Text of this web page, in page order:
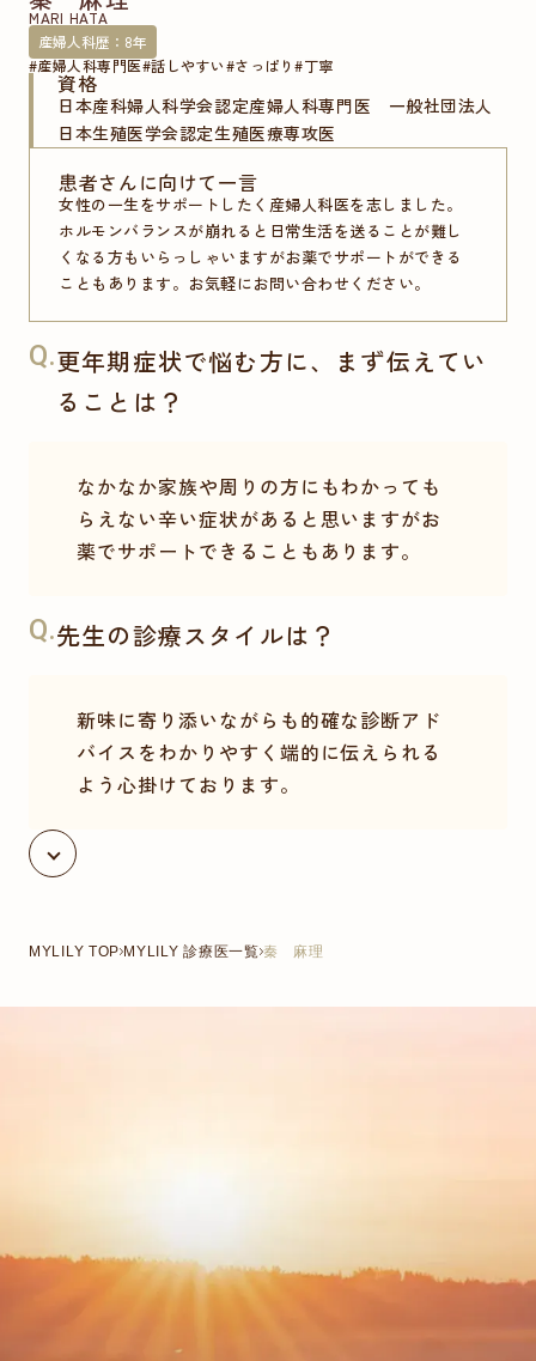
MARI HATA
産婦人科歴：8年
#産婦人科専門医#話しやすい#さっぱり#丁寧
資格
日本産科婦人科学会認定産婦人科専門医 一般社団法人
日本生殖医学会認定生殖医療専攻医
患者さんに向けて一言
女性の一生をサポートしたく産婦人科医を志しました。
ホルモンバランスが崩れると日常生活を送ることが難し
くなる方もいらっしゃいますがお薬でサポートができる
こともあります。お気軽にお問い合わせください。
Q.更年期症状で悩む方に、まず伝えてい
ることは？
なかなか家族や周りの方にもわかっても
らえない辛い症状があると思いますがお
薬でサポートできることもあります。
Q.先生の診療スタイルは？
新味に寄り添いながらも的確な診断アド
バイスをわかりやすく端的に伝えられる
よう心掛けております。
MYLILY TOP MYLILY 診療医一覧 秦 麻理